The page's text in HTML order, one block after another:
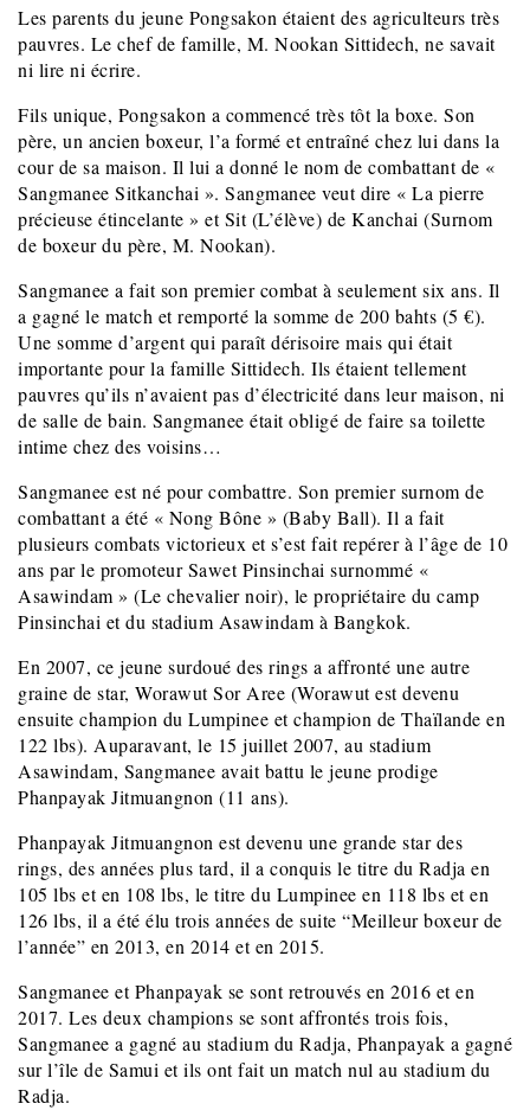
Les parents du jeune Pongsakon étaient des agriculteurs très
pauvres. Le chef de famille, M. Nookan Sittidech, ne savait
ni lire ni écrire.
Fils unique, Pongsakon a commencé très tôt la boxe. Son
père, un ancien boxeur, l’a formé et entraîné chez lui dans la
cour de sa maison. Il lui a donné le nom de combattant de «
Sangmanee Sitkanchai ». Sangmanee veut dire « La pierre
précieuse étincelante » et Sit (L’élève) de Kanchai (Surnom
de boxeur du père, M. Nookan).
Sangmanee a fait son premier combat à seulement six ans. Il
a gagné le match et remporté la somme de 200 bahts (5 €).
Une somme d’argent qui paraît dérisoire mais qui était
importante pour la famille Sittidech. Ils étaient tellement
pauvres qu’ils n’avaient pas d’électricité dans leur maison, ni
de salle de bain. Sangmanee était obligé de faire sa toilette
intime chez des voisins…
Sangmanee est né pour combattre. Son premier surnom de
combattant a été « Nong Bône » (Baby Ball). Il a fait
plusieurs combats victorieux et s’est fait repérer à l’âge de 10
ans par le promoteur Sawet Pinsinchai surnommé «
Asawindam » (Le chevalier noir), le propriétaire du camp
Pinsinchai et du stadium Asawindam à Bangkok.
En 2007, ce jeune surdoué des rings a affronté une autre
graine de star, Worawut Sor Aree (Worawut est devenu
ensuite champion du Lumpinee et champion de Thaïlande en
122 lbs). Auparavant, le 15 juillet 2007, au stadium
Asawindam, Sangmanee avait battu le jeune prodige
Phanpayak Jitmuangnon (11 ans).
Phanpayak Jitmuangnon est devenu une grande star des
rings, des années plus tard, il a conquis le titre du Radja en
105 lbs et en 108 lbs, le titre du Lumpinee en 118 lbs et en
126 lbs, il a été élu trois années de suite “Meilleur boxeur de
l’année” en 2013, en 2014 et en 2015.
Sangmanee et Phanpayak se sont retrouvés en 2016 et en
2017. Les deux champions se sont affrontés trois fois,
Sangmanee a gagné au stadium du Radja, Phanpayak a gagné
sur l’île de Samui et ils ont fait un match nul au stadium du
Radja.